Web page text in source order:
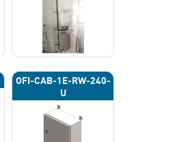
OFI-CAB-1E-RW-240-
U